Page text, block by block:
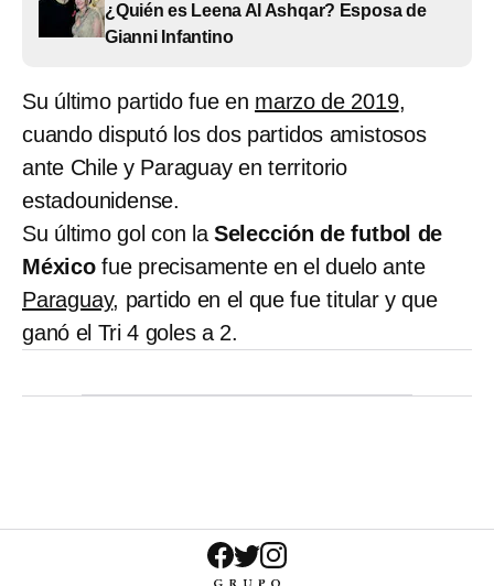
¿Quién es Leena Al Ashqar? Esposa de
Gianni Infantino
Su último partido fue en marzo de 2019,
cuando disputó los dos partidos amistosos
ante Chile y Paraguay en territorio
estadounidense.
Su último gol con laSelección de futbol de
Méxicofue precisamente en el duelo ante
Paraguay, partido en el que fue titular y que
ganó el Tri 4 goles a 2.